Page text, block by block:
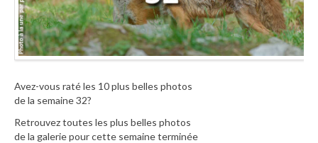
Avez-vous raté les 10 plus belles photos
de la semaine 32?
Retrouvez toutes les plus belles photos
de la galerie pour cette semaine terminée